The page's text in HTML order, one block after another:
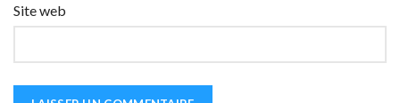
Site web